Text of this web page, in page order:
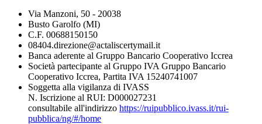
Via Manzoni, 50 - 20038
Busto Garolfo (MI)
C.F. 00688150150
08404.direzione@actaliscertymail.it
Banca aderente al Gruppo Bancario Cooperativo Iccrea
Società partecipante al Gruppo IVA Gruppo Bancario
Cooperativo Iccrea, Partita IVA 15240741007
Soggetta alla vigilanza di IVASS
N. Iscrizione al RUI: D000027231
consultabile all'indirizzo https://ruipubblico.ivass.it/rui-
pubblica/ng/#/home